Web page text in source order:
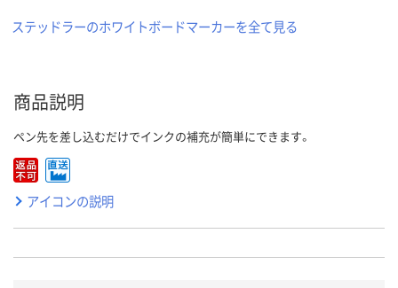
ステッドラーのホワイトボードマーカーを全て見る
商品説明
ペン先を差し込むだけでインクの補充が簡単にできます。
アイコンの説明